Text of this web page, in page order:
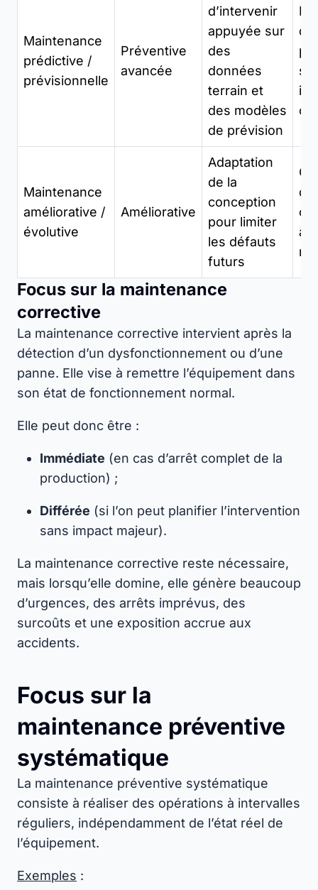
Maintenance
prédictive /
prévisionnelle
Préventive
avancée
d’intervenir
appuyée sur
des
données
terrain et
des modèles
de prévision
de
Maintenance
améliorative /
évolutive
Améliorative
Adaptation
de la
conception
pour limiter
les défauts
futurs
de
à
Focus sur la maintenance
corrective
La maintenance corrective intervient après la
détection d’un dysfonctionnement ou d’une
panne. Elle vise à remettre l’équipement dans
son état de fonctionnement normal.
Elle peut donc être :
Immédiate (en cas d’arrêt complet de la
production) ;
Différée (si l’on peut planifier l’intervention
sans impact majeur).
La maintenance corrective reste nécessaire,
mais lorsqu’elle domine, elle génère beaucoup
d’urgences, des arrêts imprévus, des
surcoûts et une exposition accrue aux
accidents.
Focus sur la
maintenance préventive
systématique
La maintenance préventive systématique
consiste à réaliser des opérations à intervalles
réguliers, indépendamment de l’état réel de
l’équipement.
Exemples :